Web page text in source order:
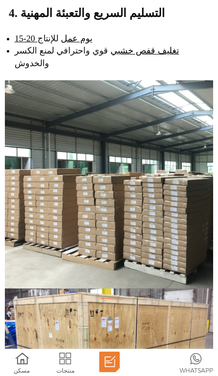
4. التسليم السريع والتعبئة المهنية
15-20 يوم عمل للإنتاج
تغليف قفص خشبي قوي واحترافي لمنع الكسر
والخدوش
مسكن منتجات WHATSAPP